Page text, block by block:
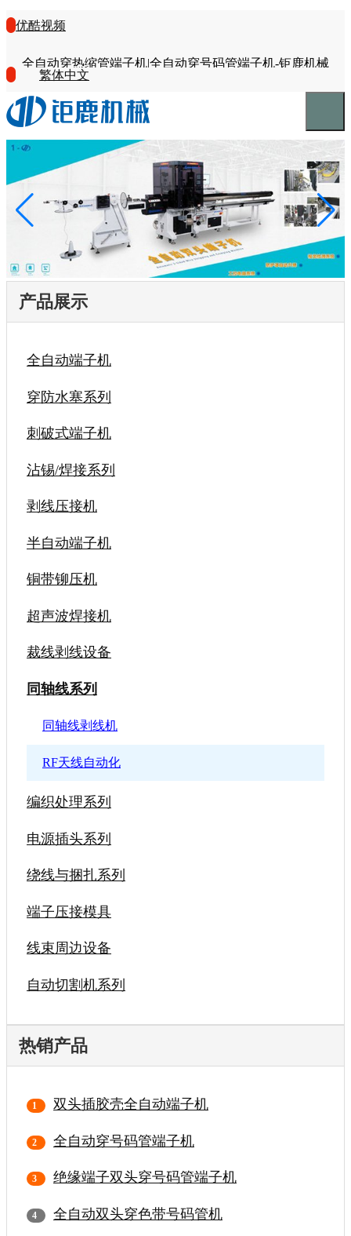
优酷视频
全自动穿热缩管端子机|全自动穿号码管端子机-钜鹿机械
繁体中文
产品展示
全自动端子机
穿防水塞系列
刺破式端子机
沾锡/焊接系列
剥线压接机
半自动端子机
铜带铆压机
超声波焊接机
裁线剥线设备
同轴线系列
同轴线剥线机
RF天线自动化
编织处理系列
电源插头系列
绕线与捆扎系列
端子压接模具
线束周边设备
自动切割机系列
热销产品
双头插胶壳全自动端子机
全自动穿号码管端子机
绝缘端子双头穿号码管端子机
全自动双头穿色带号码管机